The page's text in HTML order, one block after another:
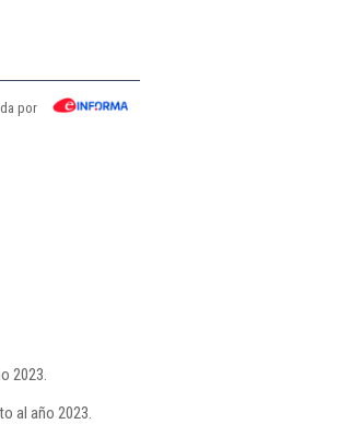
por
2023.
al año 2023.